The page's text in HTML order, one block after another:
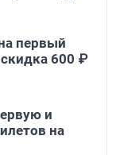
первый
600 ₽
и
на